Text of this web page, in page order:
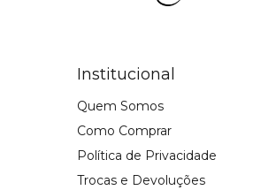
Institucional
Quem Somos
Como Comprar
Política de Privacidade
Trocas e Devoluções